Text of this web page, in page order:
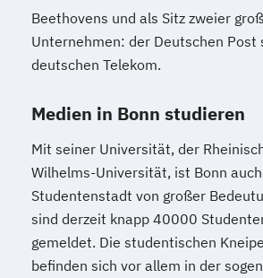
Beethovens und als Sitz zweier
Unternehmen: der Deutschen Post
deutschen Telekom.
Medien in Bonn studieren
Mit seiner Universität, der
Wilhelms-Universität, ist Bonn
Studentenstadt von großer
sind derzeit knapp 40000
gemeldet. Die studentischen
befinden sich vor allem in der